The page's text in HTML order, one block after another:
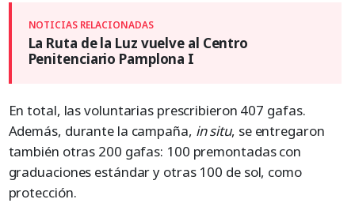
La Ruta de la Luz vuelve al Centro
Penitenciario Pamplona I
En total, las voluntarias prescribieron 407 gafas.
Además, durante la campaña, in situ, se entregaron
también otras 200 gafas: 100 premontadas con
graduaciones estándar y otras 100 de sol, como
protección.